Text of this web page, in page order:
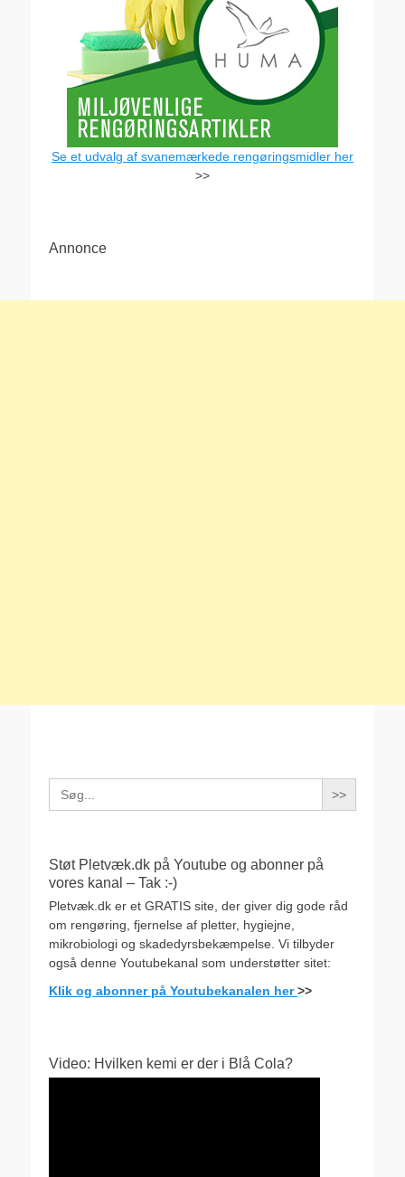
Se et udvalg af svanemærkede rengøringsmidler her
>>
Annonce
Search
for:
Støt Pletvæk.dk på Youtube og abonner på
vores kanal – Tak :-)
Pletvæk.dk er et GRATIS site, der giver dig gode råd
om rengøring, fjernelse af pletter, hygiejne,
mikrobiologi og skadedyrsbekæmpelse. Vi tilbyder
også denne Youtubekanal som understøtter sitet:
Klik og abonner på Youtubekanalen her>>
Video: Hvilken kemi er der i Blå Cola?